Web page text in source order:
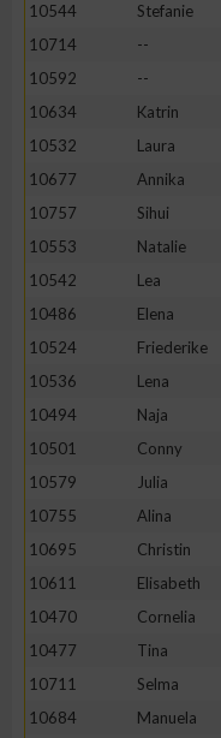
10544
Stefanie
10714
--
10592
--
10634
Katrin
10532
Laura
10677
Annika
10757
Sihui
10553
Natalie
10542
Lea
10486
Elena
10524
Friederike
10536
Lena
10494
Naja
10501
Conny
10579
Julia
10755
Alina
10695
Christin
10611
Elisabeth
10470
Cornelia
10477
Tina
10711
Selma
10684
Manuela
verschiedenen Quellen
Entwicklung und
Verwendung
IAB-Besonderheiten:
Verwendung genauer
Nicht-IAB-
Performance
Funktional
Werbung